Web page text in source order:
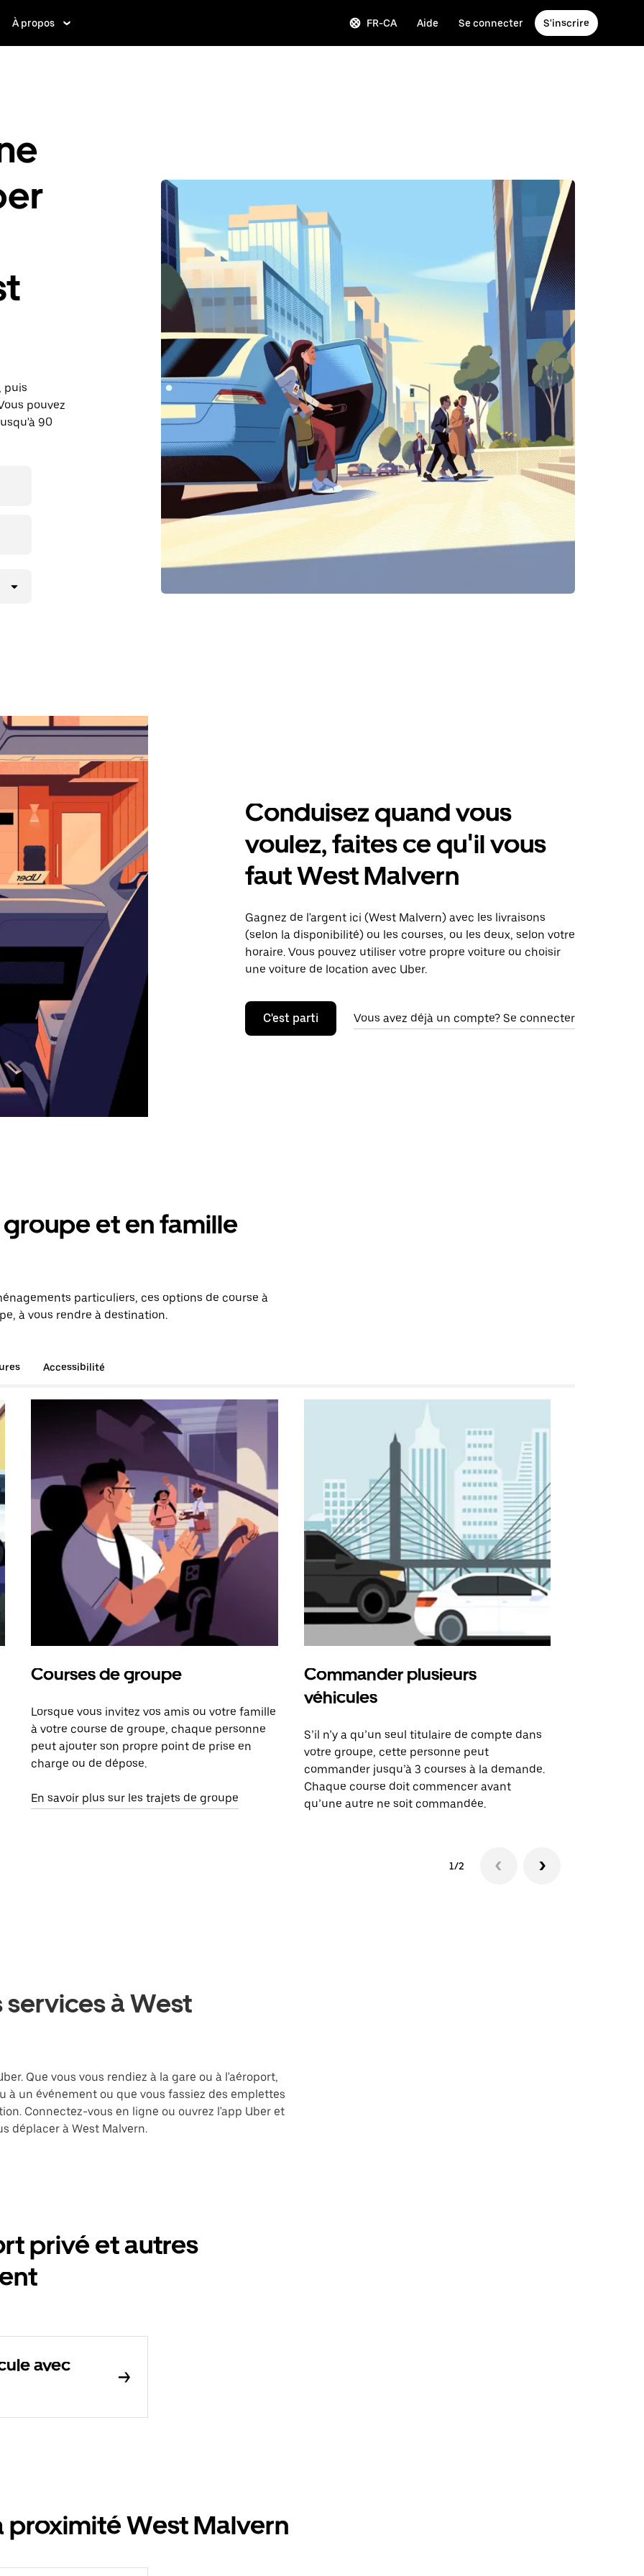
À propos FR-CA Aide Se connecter S'inscrire
puis
pouvez
90
Conduisez quand vous
voulez, faites ce qu'il vous
faut West Malvern
Gagnez de l'argent ici (West Malvern) avec les livraisons
(selon la disponibilité) ou les courses, ou les deux, selon votre
horaire. Vous pouvez utiliser votre propre voiture ou choisir
une voiture de location avec Uber.
C'est parti Vous avez déjà un compte? Se connecter
et en famille
particuliers, ces options de course à
à vous rendre à destination.
Accessibilité
Courses de groupe
Lorsque vous invitez vos amis ou votre famille
à votre course de groupe, chaque personne
peut ajouter son propre point de prise en
charge ou de dépose.
En savoir plus sur les trajets de groupe
Commander plusieurs
véhicules
S’il n’y a qu’un seul titulaire de compte dans
votre groupe, cette personne peut
commander jusqu’à 3 courses à la demande.
Chaque course doit commencer avant
qu’une autre ne soit commandée.
1/2
à West
Que vous vous rendiez à la gare ou à l'aéroport,
à un événement ou que vous fassiez des emplettes
Connectez-vous en ligne ou ouvrez l'app Uber et
déplacer à West Malvern.
privé et autres
avec
proximité West Malvern